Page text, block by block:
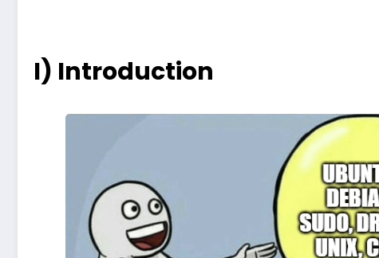
I) Introduction